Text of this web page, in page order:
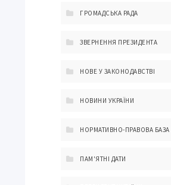
ГРОМАДСЬКА РАДА
ЗВЕРНЕННЯ ПРЕЗИДЕНТА
НОВЕ У ЗАКОНОДАВСТВІ
НОВИНИ УКРАЇНИ
НОРМАТИВНО-ПРАВОВА БАЗА
ПАМ'ЯТНІ ДАТИ